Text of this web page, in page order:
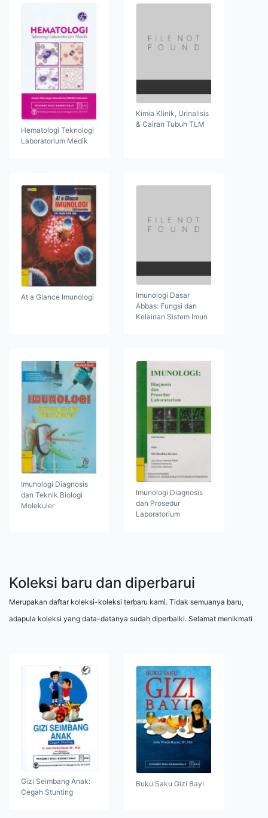
Hematologi Teknologi
Laboratorium Medik
Kimia Klinik, Urinalisis
& Cairan Tubuh TLM
At a Glance Imunologi
Imunologi Dasar
Abbas: Fungsi dan
Kelainan Sistem Imun
Imunologi Diagnosis
dan Teknik Biologi
Molekuler
Imunologi Diagnosis
dan Prosedur
Laboratorium
Koleksi baru dan diperbarui
Merupakan daftar koleksi-koleksi terbaru kami. Tidak semuanya baru,
adapula koleksi yang data-datanya sudah diperbaiki. Selamat menikmati
Gizi Seimbang Anak:
Cegah Stunting
Buku Saku Gizi Bayi